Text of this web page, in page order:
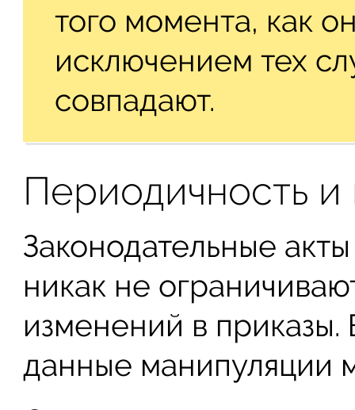
того момента, как
исключением тех
совпадают.
Периодичность
Законодательные
никак не
изменений в приказы.
данные манипуляции